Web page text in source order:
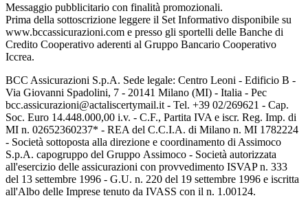
Messaggio pubblicitario con finalità promozionali.
Prima della sottoscrizione leggere il Set Informativo disponibile su
www.bccassicurazioni.com e presso gli sportelli delle Banche di
Credito Cooperativo aderenti al Gruppo Bancario Cooperativo
Iccrea.
BCC Assicurazioni S.p.A. Sede legale: Centro Leoni - Edificio B -
Via Giovanni Spadolini, 7 - 20141 Milano (MI) - Italia - Pec
bcc.assicurazioni@actaliscertymail.it - Tel. +39 02/269621 - Cap.
Soc. Euro 14.448.000,00 i.v. - C.F., Partita IVA e iscr. Reg. Imp. di
MI n. 02652360237* - REA del C.C.I.A. di Milano n. MI 1782224
- Società sottoposta alla direzione e coordinamento di Assimoco
S.p.A. capogruppo del Gruppo Assimoco - Società autorizzata
all'esercizio delle assicurazioni con provvedimento ISVAP n. 333
del 13 settembre 1996 - G.U. n. 220 del 19 settembre 1996 e iscritta
all'Albo delle Imprese tenuto da IVASS con il n. 1.00124.